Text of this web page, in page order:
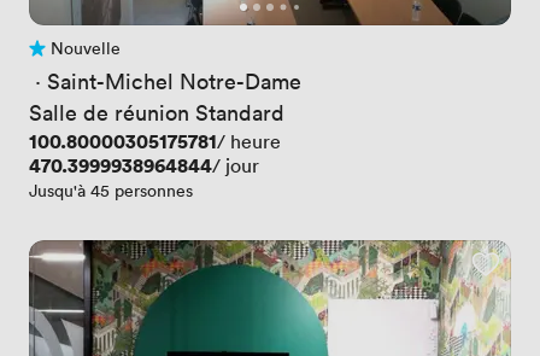
Pas encore d'avis
Nouvelle
· Saint-Michel Notre-Dame
Salle de réunion Standard
Prix
100.80000305175781/ heure
Prix
470.3999938964844/ jour
Jusqu'à 45 personnes